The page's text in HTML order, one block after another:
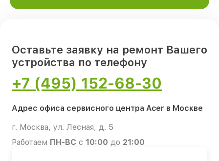
Оставьте заявку на ремонт Вашего
устройства по телефону
+7 (495) 152-68-30
Адрес офиса сервисного центра Acer в Москве
г. Москва, ул. Лесная, д. 5
Работаем ПН-ВС с 10:00 до 21:00